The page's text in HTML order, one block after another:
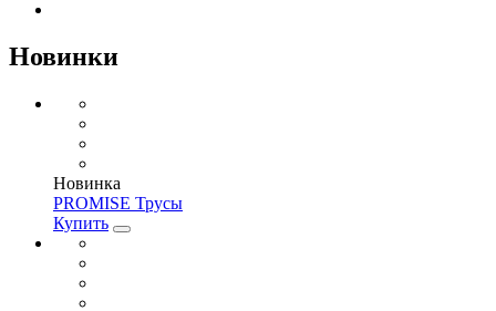
Новинки
Новинка
PROMISE Трусы
Купить